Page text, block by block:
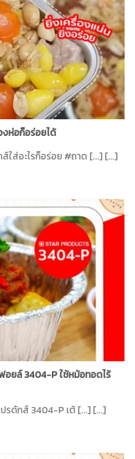
งห่อก็อร่อยได้
ส่อะไรก็อร่อย #ถาด [...] [...]
อยล์ 3404-P ใช้หม้อทอดไร้
รดักส์ 3404-P เต้ [...] [...]